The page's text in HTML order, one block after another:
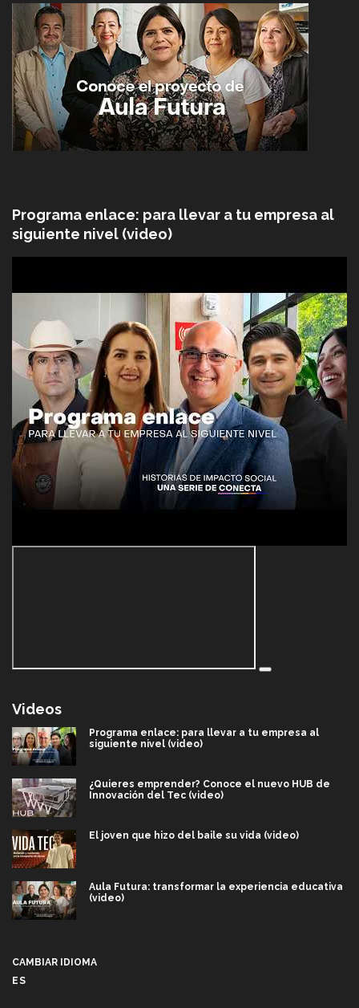
Programa enlace: para llevar a tu empresa al
siguiente nivel (video)
Videos
Programa enlace: para llevar a tu empresa al
siguiente nivel (video)
¿Quieres emprender? Conoce el nuevo HUB de
Innovación del Tec (video)
El joven que hizo del baile su vida (video)
Aula Futura: transformar la experiencia educativa
(video)
CAMBIAR IDIOMA
ES